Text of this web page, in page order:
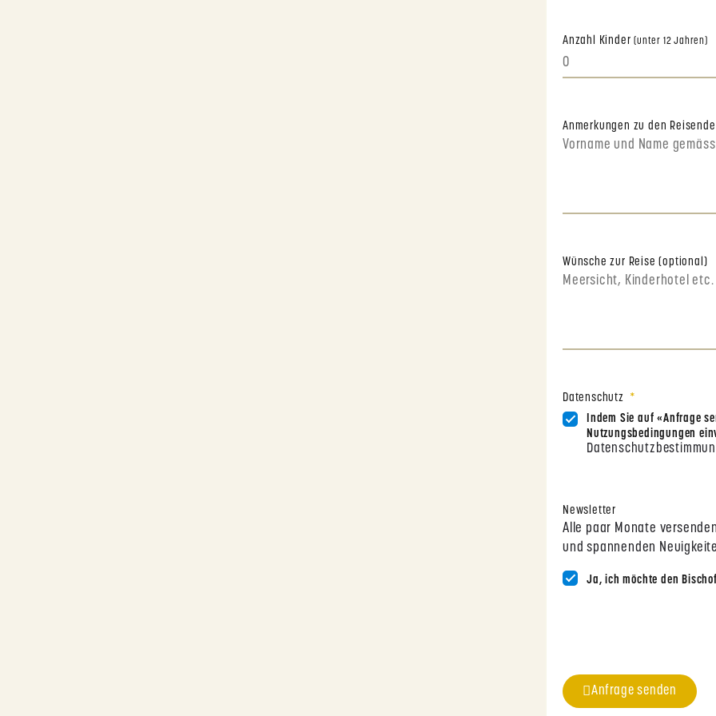
Anzahl Kinder(unter 12 Jahren)
Anmerkungen zu den
Wünsche zur Reise (optional)
Datenschutz
Indem Sie auf «Anfrage
Nutzungsbedingungen
Newsletter
Alle paar Monate
und spannenden
Ja, ich möchte den
Anfrage senden